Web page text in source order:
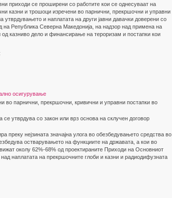
приходи се проширени со работите кои се однесуваат на
казни и трошоци изречени во парнични, прекршочни и управни
и наплатата на други јавни давачки доверени со
на Република Северна Македонија, на надзор над примена на
казниво дело и финансирање на тероризам и постапки кои
осигурување
во парнични, прекршочни, кривични и управни постапки во
се утврдува со закон или врз основа на склучен договор
преку нејзината значајна улога во обезбедувањето средства во
остварувањето на функциите на државата, а кои во
околу 62%-68% од проектираните Приходи на Основниот
наплатата на прекршочните глоби и казни и радиодифузната